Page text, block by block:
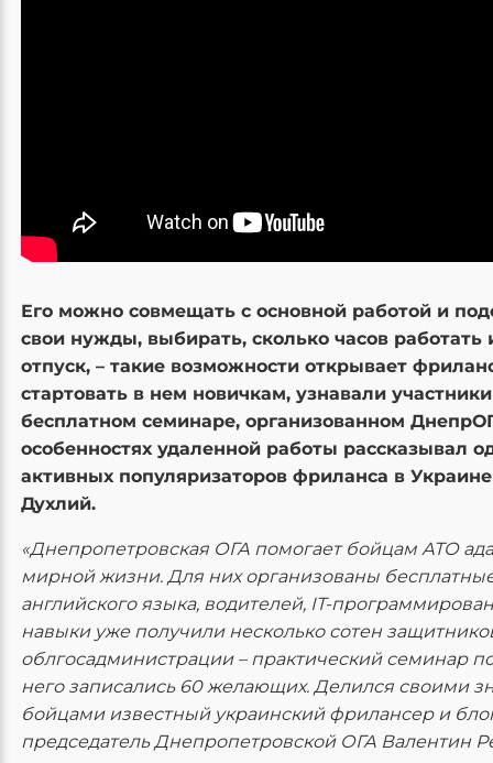
Его можно совмещать с основной работой и
свои нужды, выбирать, сколько часов работать
отпуск, – такие возможности открывает
стартовать в нем новичкам, узнавали
бесплатном семинаре, организованном
особенностях удаленной работы рассказывал
активных популяризаторов фриланса в
Духлий.
«Днепропетровская ОГА помогает бойцам АТО
мирной жизни. Для них организованы
английского языка, водителей, IT-
навыки уже получили несколько сотен
облгосадминистрации – практический семинар
него записались 60 желающих. Делился своими
бойцами известный украинский фрилансер и
председатель Днепропетровской ОГА Валентин